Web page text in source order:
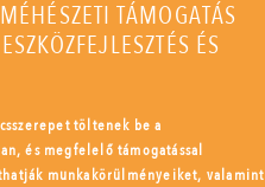
TÁMOGATÁS
ÉS
töltenek be a
és megfelelő támogatással
munkakörülményeiket, valamint